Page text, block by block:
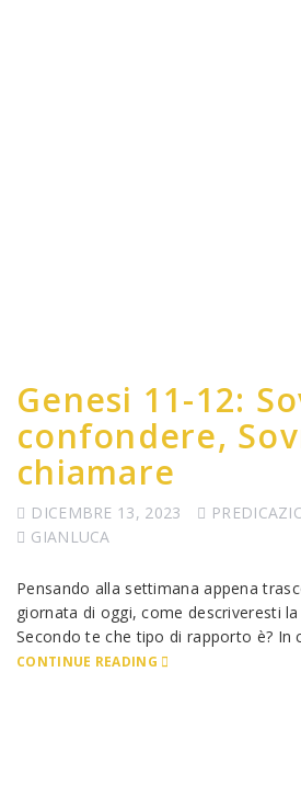
Genesi 11-12:
confondere,
chiamare
DICEMBRE 13, 2023
GIANLUCA
Pensando alla settimana appena
giornata di oggi, come descriveresti
Secondo te che tipo di rapporto è? In
CONTINUE READING